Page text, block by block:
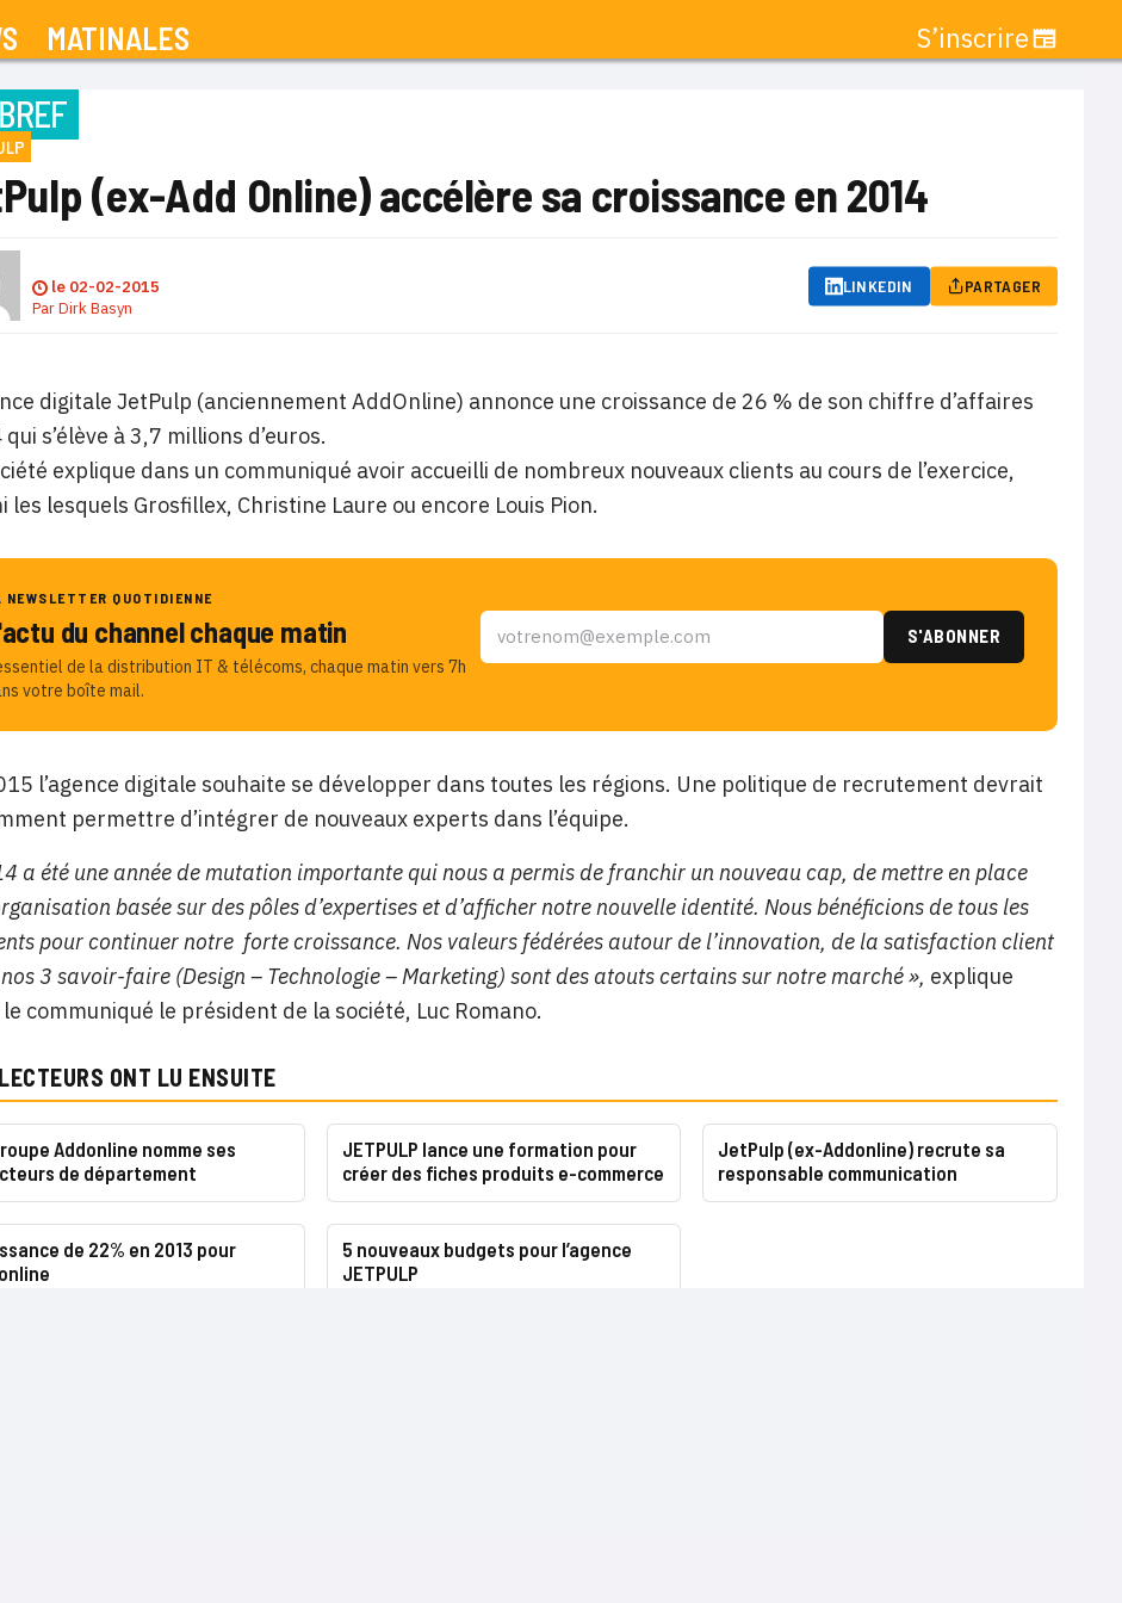
MATINALES S’inscrire
(ex-Add Online) accélère sa croissance en 2014
le 02-02-2015
ParDirk Basyn
LINKEDIN PARTAGER
digitale JetPulp (anciennement AddOnline) annonce une croissance de 26 % de son chiffre d’affaires
s’élève à 3,7 millions d’euros.
explique dans un communiqué avoir accueilli de nombreux nouveaux clients au cours de l’exercice,
les lesquels Grosfillex, Christine Laure ou encore Louis Pion.
NEWSLETTER QUOTIDIENNE
du channel chaque matin
de la distribution IT & télécoms, chaque matin vers 7h
votre boîte mail.
l’agence digitale souhaite se développer dans toutes les régions. Une politique de recrutement devrait
permettre d’intégrer de nouveaux experts dans l’équipe.
a été une année de mutation importante qui nous a permis de franchir un nouveau cap, de mettre en place
basée sur des pôles d’expertises et d’afficher notre nouvelle identité. Nous bénéficions de tous les
pour continuer notre forte croissance. Nos valeurs fédérées autour de l’innovation, de la satisfaction client
3 savoir-faire (Design – Technologie – Marketing) sont des atouts certains sur notre marché », explique
communiqué le président de la société, Luc Romano.
ONT LU ENSUITE
Addonline nomme ses
de département
JETPULP lance une formation pour
créer des fiches produits e-commerce
JetPulp (ex-Addonline) recrute sa
responsable communication
de 22% en 2013 pour
5 nouveaux budgets pour l’agence
JETPULP